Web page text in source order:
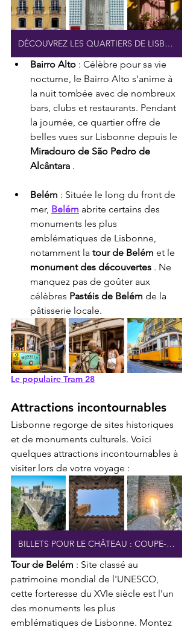
DÉCOUVREZ LES QUARTIERS DE LISBONNE
Bairro Alto : Célèbre pour sa vie
nocturne, le Bairro Alto s'anime à
la nuit tombée avec de nombreux
bars, clubs et restaurants. Pendant
la journée, ce quartier offre de
belles vues sur Lisbonne depuis le
Miradouro de São Pedro de
Alcântara .
Belém : Située le long du front de
mer, Belém abrite certains des
monuments les plus
emblématiques de Lisbonne,
notamment la tour de Belém et le
monument des découvertes . Ne
manquez pas de goûter aux
célèbres Pastéis de Belém de la
pâtisserie locale.
Le populaire Tram 28
Attractions incontournables
Lisbonne regorge de sites historiques
et de monuments culturels. Voici
quelques attractions incontournables à
visiter lors de votre voyage :
BILLETS POUR LE CHÂTEAU : COUPE-FILE
Tour de Belém : Site classé au
patrimoine mondial de l'UNESCO,
cette forteresse du XVIe siècle est l'un
des monuments les plus
emblématiques de Lisbonne. Montez